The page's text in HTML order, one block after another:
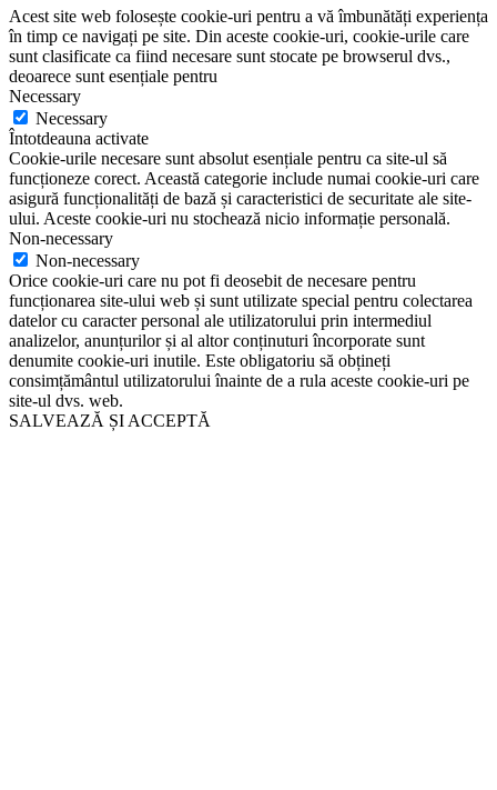
Acest site web folosește cookie-uri pentru a vă îmbunătăți experiența
în timp ce navigați pe site. Din aceste cookie-uri, cookie-urile care
sunt clasificate ca fiind necesare sunt stocate pe browserul dvs.,
deoarece sunt esențiale pentru
Necessary
Necessary
Întotdeauna activate
Cookie-urile necesare sunt absolut esențiale pentru ca site-ul să
funcționeze corect. Această categorie include numai cookie-uri care
asigură funcționalități de bază și caracteristici de securitate ale site-
ului. Aceste cookie-uri nu stochează nicio informație personală.
Non-necessary
Non-necessary
Orice cookie-uri care nu pot fi deosebit de necesare pentru
funcționarea site-ului web și sunt utilizate special pentru colectarea
datelor cu caracter personal ale utilizatorului prin intermediul
analizelor, anunțurilor și al altor conținuturi încorporate sunt
denumite cookie-uri inutile. Este obligatoriu să obțineți
consimțământul utilizatorului înainte de a rula aceste cookie-uri pe
site-ul dvs. web.
SALVEAZĂ ȘI ACCEPTĂ